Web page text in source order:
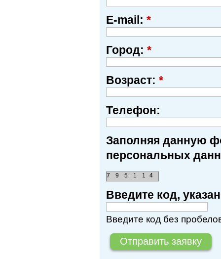
E-mail: *
Город: *
Возраст: *
Телефон:
Заполняя данную
персональных
1 4
1
5
9
7
Введите код,
Введите код без